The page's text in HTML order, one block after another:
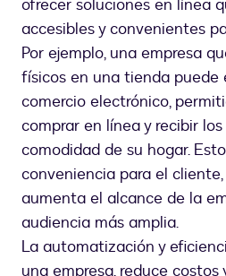
ofrecer soluciones en línea
accesibles y convenientes
Por ejemplo, una empresa
físicos en una tienda puede
comercio electrónico,
comprar en línea y recibir
comodidad de su hogar.
conveniencia para el
aumenta el alcance de la
audiencia más amplia.
La automatización y
una empresa, reduce